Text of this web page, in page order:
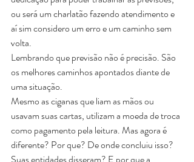
ou será um charlatão fazendo atendimento e
aí sim considero um erro e um caminho sem
volta.
Lembrando que previsão não é precisão. São
os melhores caminhos apontados diante de
uma situação.
Mesmo as ciganas que liam as mãos ou
usavam suas cartas, utilizam a moeda de troca
como pagamento pela leitura. Mas agora é
diferente? Por que? De onde concluiu isso?